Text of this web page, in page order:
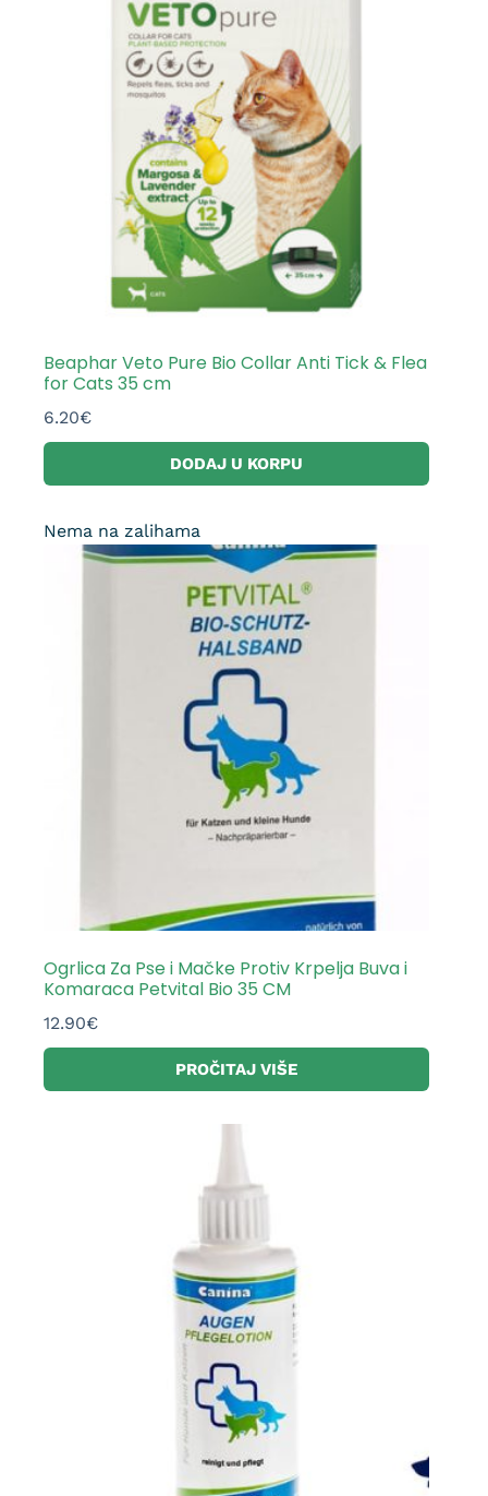
Beaphar Veto Pure Bio Collar Anti Tick & Flea
for Cats 35 cm
6.20€
DODAJ U KORPU
Nema na zalihama
Ogrlica Za Pse i Mačke Protiv Krpelja Buva i
Komaraca Petvital Bio 35 CM
12.90€
PROČITAJ VIŠE